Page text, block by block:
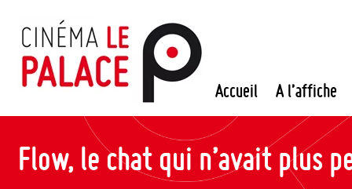
contenu
Accueil A l’affiche
Flow, le chat qui n’avait plus